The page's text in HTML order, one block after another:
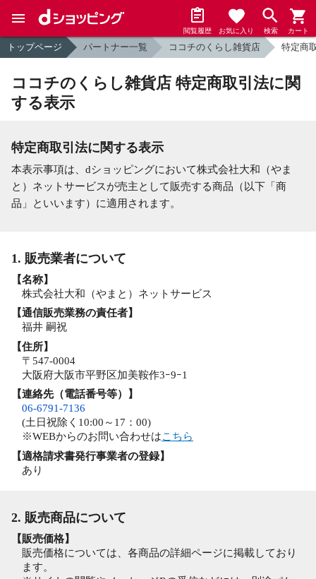
閲覧履歴 お気に入り 検索 カート
トップページ パートナー一覧 ココチのくらし雑貨店 特定商
ココチのくらし雑貨店 特定商取引法に関
する表示
特定商取引法に関する表示
本表示事項は、dショッピングにおいて株式会社大和（やま
と）ネットサービスが売主として販売する商品（以下「商
品」といいます）に適用されます。
1. 販売業者について
【名称】
株式会社大和（やまと）ネットサービス
【通信販売業務の責任者】
福井 嗣祝
【住所】
〒547-0004
大阪府大阪市平野区加美鞍作3ｰ9ｰ1
【連絡先（電話番号等）】
06-6791-7136
(土日祝除く10:00～17：00)
※WEBからのお問い合わせはこちら
【適格請求書発行事業者の登録】
あり
2. 販売商品について
【販売価格】
販売価格については、各商品の詳細ページに掲載しており
ます。